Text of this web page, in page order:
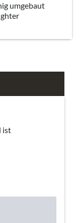
umgebaut
ist